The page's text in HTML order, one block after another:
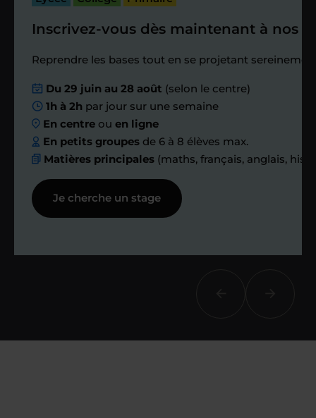
Étape 4
Nous planifions
ensemble des
échanges réguliers
Afin de suivre le travail et les progrès
réalisés, votre enseignant et moi-
même vous proposons des points et
Inscrivez-vous dès maintenant à nos
Reprendre les bases tout en se projetant
Du 29 juin au 28 août (selon le centre)
1h à 2h par jour sur une semaine
En centre ouen ligne
En petits groupes de 6 à 8 élèves max.
Matières principales (maths, français, anglais,
Je cherche un stage